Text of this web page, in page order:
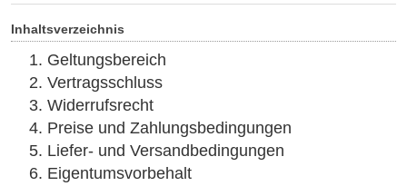
Inhaltsverzeichnis
Geltungsbereich
Vertragsschluss
Widerrufsrecht
Preise und Zahlungsbedingungen
Liefer- und Versandbedingungen
Eigentumsvorbehalt